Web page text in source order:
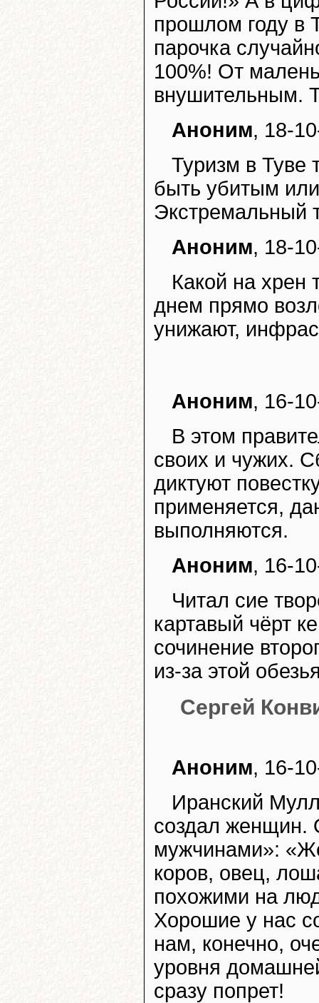
прошлом году в
парочка
100%! От
внушительным.
Аноним, 18-
Туризм в Туве
быть убитым
Экстремальный
Аноним, 18-
Какой на хрен
днем прямо
унижают,
Аноним, 16-
В этом
своих и чужих.
диктуют
применяется,
выполняются.
Аноним, 16-
Читал сие
картавый чёрт
сочинение
из-за этой
Сергей
Аноним, 16-
Иранский
создал женщин.
мужчинами»:
коров, овец,
похожими на
Хорошие у нас
нам, конечно,
уровня
сразу попрет!